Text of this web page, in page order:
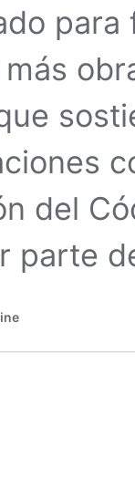
para
del
parte